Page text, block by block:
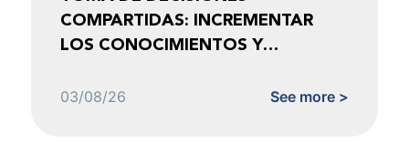
COMPARTIDAS: INCREMENTAR
LOS CONOCIMIENTOS Y
03/08/26 See more >